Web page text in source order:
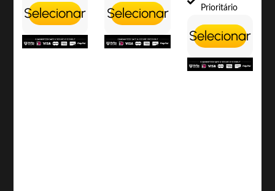
Selecionar Selecionar
Prioritário
Selecionar